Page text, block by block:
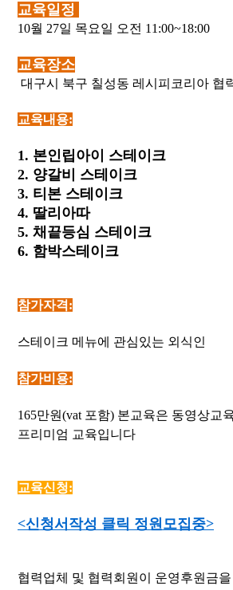
교육일정
10월 27일 목요일 오전 11:00~18:00
교육장소
대구시 북구 칠성동 레시피코리아 협
교육내용:
1. 본인립아이 스테이크
2. 양갈비 스테이크
3. 티본 스테이크
4. 딸리아따
5. 채끝등심 스테이크
6. 함박스테이크
참가자격:
스테이크 메뉴에 관심있는 외식인
참가비용:
165만원(vat 포함) 본교육은 동영상교
프리미엄 교육입니다 ​
교육신청:
<신청서작성 클릭 정원모집중>
협력업체 및 협력회원이 운영후원금